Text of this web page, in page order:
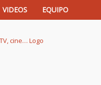
VIDEOS EQUIPO